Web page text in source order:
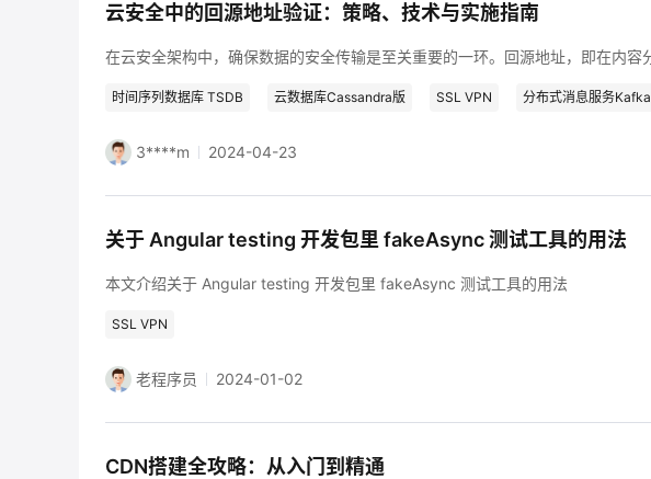
云安全中的回源地址验证：策略、技术与实施指南
时间序列数据库 TSDB 云数据库Cassandra版 SSL VPN 分布式消息服务Kafka
3****m 2024-04-23
关于 Angular testing 开发包里 fakeAsync 测试工具的用法
本文介绍关于 Angular testing 开发包里 fakeAsync 测试工具的用法
SSL VPN
老程序员 2024-01-02
CDN搭建全攻略：从入门到精通